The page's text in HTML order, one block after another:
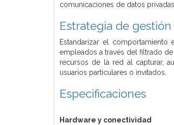
comunicaciones de datos
Estrategia de
Estandarizar el
empleados a través del filtrado
recursos de la red al capturar,
usuarios particulares o invitados.
Especificaciones
Hardware y conectividad